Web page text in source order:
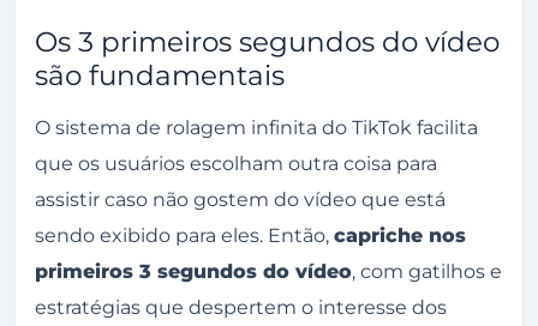
Os 3 primeiros segundos do vídeo
são fundamentais
O sistema de rolagem infinita do TikTok facilita
que os usuários escolham outra coisa para
assistir caso não gostem do vídeo que está
sendo exibido para eles. Então, capriche nos
primeiros 3 segundos do vídeo, com gatilhos e
estratégias que despertem o interesse dos